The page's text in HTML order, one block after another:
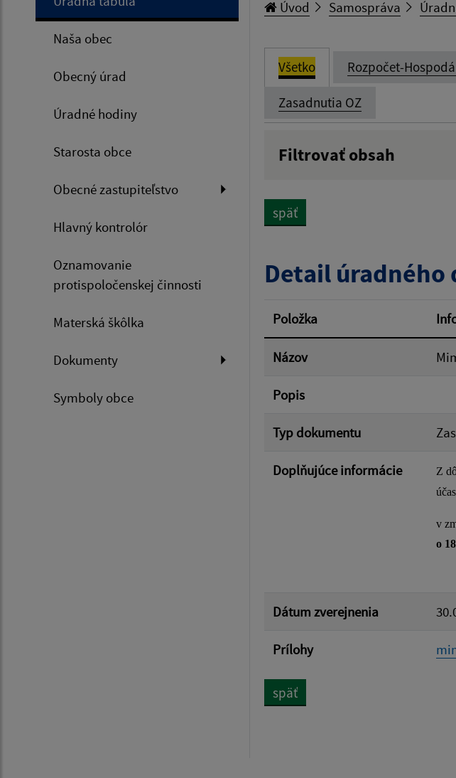
Naša obec
Obecný úrad
Úradné hodiny
Starosta obce
Obecné zastupiteľstvo
Hlavný kontrolór
Oznamovanie
protispoločenskej činnosti
Materská škôlka
Dokumenty
Symboly obce
Úvod Samospráva
Všetko Rozpočet-
Zasadnutia OZ
Filtrovať obsah
Filtrovať
späť
Detail úradného
Položka
Názov
Popis
Typ dokumentu
Doplňujúce informácie
Z
v
o
Dátum zverejnenia
Prílohy
späť